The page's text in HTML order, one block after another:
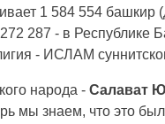
1 584 554 башкир
287 - в Республике
- ИСЛАМ
народа - Салават
мы знаем, что это